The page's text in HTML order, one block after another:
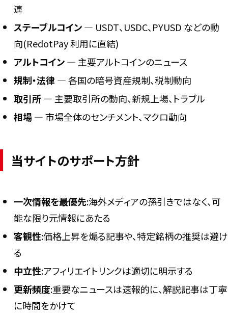
連
ステーブルコイン― USDT、USDC、PYUSD などの動
向(RedotPay 利用に直結)
アルトコイン― 主要アルトコインのニュース
規制・法律― 各国の暗号資産規制、税制動向
取引所― 主要取引所の動向、新規上場、トラブル
相場― 市場全体のセンチメント、マクロ動向
当サイトのサポート方針
一次情報を最優先:海外メディアの孫引きではなく、可
能な限り元情報にあたる
客観性:価格上昇を煽る記事や、特定銘柄の推奨は避け
る
中立性:アフィリエイトリンクは適切に明示する
更新頻度:重要なニュースは速報的に、解説記事は丁寧
に時間をかけて